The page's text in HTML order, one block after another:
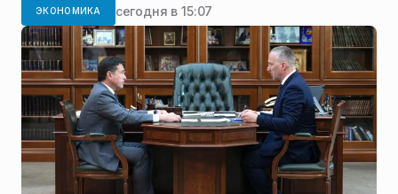
ЭКОНОМИКА сегодня в 15:07